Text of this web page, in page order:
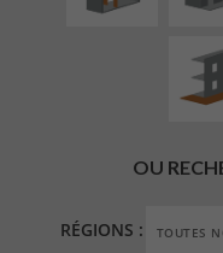
OU
RÉGIONS :